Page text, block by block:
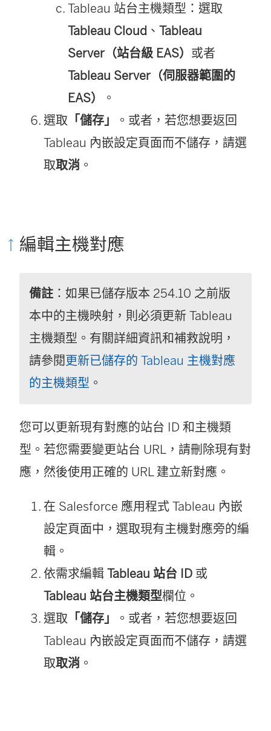
Tableau 站台主機類型：選取
Tableau Cloud 、 Tableau
Server（站台級 EAS） 或者
Tableau Server（伺服器範圍的
EAS）
。
選取 「儲存」
。或者，若您想要返回
Tableau 內嵌設定頁面而不儲存，請選
取取消 。
編輯主機對應
備註 ：如果已儲存版本 254.10 之前版
本中的主機映射，則必須更新 Tableau
主機類型。有關詳細資訊和補救說明，
請參閱更新已儲存的 Tableau 主機對應
的主機類型 。
您可以更新現有對應的站台 ID 和主機類
型。若您需要變更站台 URL，請刪除現有對
應，然後使用正確的 URL 建立新對應。
在 Salesforce 應用程式 Tableau 內嵌
設定頁面中，選取現有主機對應旁的編
輯。
依需求編輯 Tableau 站台 ID 或
Tableau 站台主機類型欄位。
選取 「儲存」
。或者，若您想要返回
Tableau 內嵌設定頁面而不儲存，請選
取取消 。